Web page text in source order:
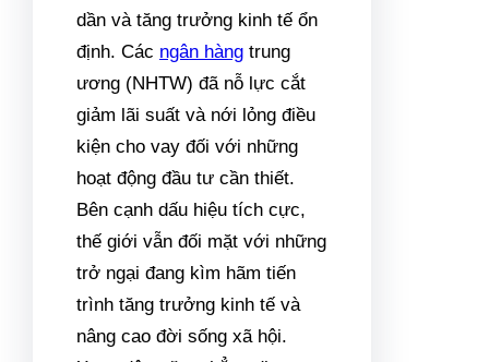
dần và tăng trưởng kinh tế ổn
định. Các ngân hàng trung
ương (NHTW) đã nỗ lực cắt
giảm lãi suất và nới lỏng điều
kiện cho vay đối với những
hoạt động đầu tư cần thiết.
Bên cạnh dấu hiệu tích cực,
thế giới vẫn đối mặt với những
trở ngại đang kìm hãm tiến
trình tăng trưởng kinh tế và
nâng cao đời sống xã hội.